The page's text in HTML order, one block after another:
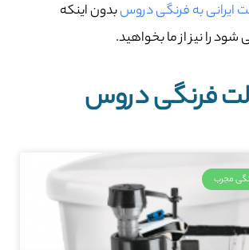
ایرانی به فرنگی دروسبدون اینکه
را نیز از ما بخواهید.
فرنگی دروس
مجرب